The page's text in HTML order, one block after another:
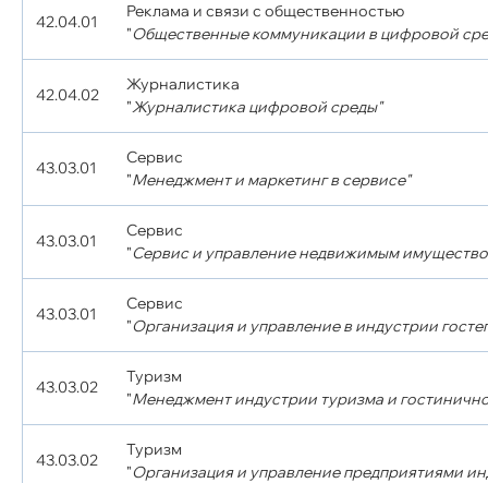
42.04.01
Реклама и связи с общественностью
"Общественные коммуникации в цифровой
42.04.02
Журналистика
"Журналистика цифровой среды"
43.03.01
Сервис
"Менеджмент и маркетинг в сервисе"
43.03.01
Сервис
"Сервис и управление недвижимым
43.03.01
Сервис
"Организация и управление в индустрии
43.03.02
Туризм
"Менеджмент индустрии туризма и
43.03.02
Туризм
"Организация и управление предприятиями